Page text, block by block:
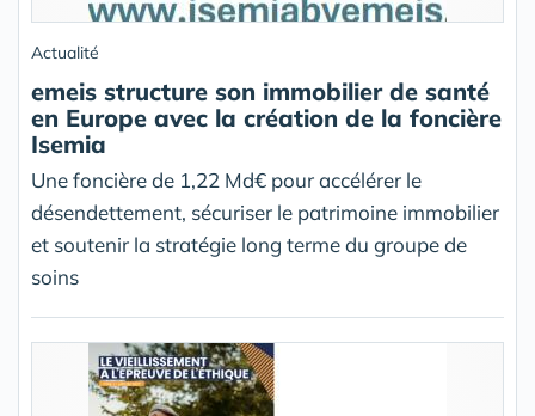
Actualité
emeis structure son immobilier de santé
en Europe avec la création de la foncière
Isemia
Une foncière de 1,22 Md€ pour accélérer le
désendettement, sécuriser le patrimoine immobilier
et soutenir la stratégie long terme du groupe de
soins